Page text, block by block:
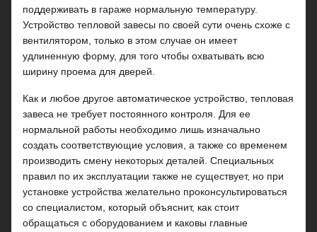
поддерживать в гараже нормальную температуру.
Устройство тепловой завесы по своей сути очень схоже с
вентилятором, только в этом случае он имеет
удлиненную форму, для того чтобы охватывать всю
ширину проема для дверей.
Как и любое другое автоматическое устройство, тепловая
завеса не требует постоянного контроля. Для ее
нормальной работы необходимо лишь изначально
создать соответствующие условия, а также со временем
производить смену некоторых деталей. Специальных
правил по их эксплуатации также не существует, но при
установке устройства желательно проконсультироваться
со специалистом, который объяснит, как стоит
обращаться с оборудованием и каковы главные